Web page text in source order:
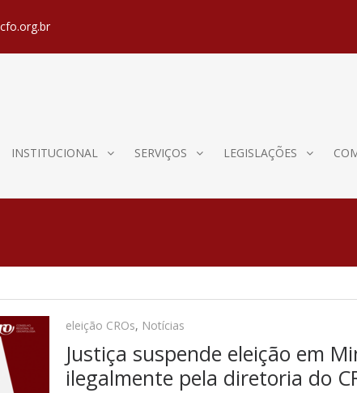
INSTITUCIONAL SERVIÇOS LEGISLAÇÕES
eleição CROs, Notícias
Justiça suspende eleição em
ilegalmente pela diretoria do